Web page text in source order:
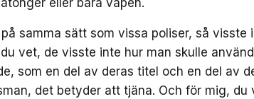
eller bära vapen.
samma sätt som vissa poliser, så visste
vet, de visste inte hur man skulle
som en del av deras titel och en del av
det betyder att tjäna. Och för mig,